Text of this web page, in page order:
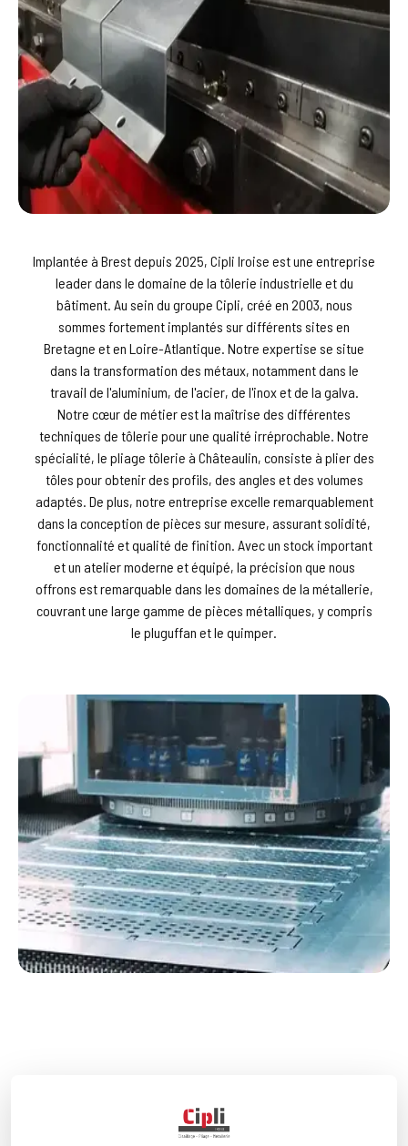
Implantée à Brest depuis 2025, Cipli Iroise est une entreprise
leader dans le domaine de la tôlerie industrielle et du
bâtiment. Au sein du groupe Cipli, créé en 2003, nous
sommes fortement implantés sur différents sites en
Bretagne et en Loire-Atlantique. Notre expertise se situe
dans la transformation des métaux, notamment dans le
travail de l'aluminium, de l'acier, de l'inox et de la galva.
Notre cœur de métier est la maîtrise des différentes
techniques de tôlerie pour une qualité irréprochable. Notre
spécialité, le pliage tôlerie à Châteaulin, consiste à plier des
tôles pour obtenir des profils, des angles et des volumes
adaptés. De plus, notre entreprise excelle remarquablement
dans la conception de pièces sur mesure, assurant solidité,
fonctionnalité et qualité de finition. Avec un stock important
et un atelier moderne et équipé, la précision que nous
offrons est remarquable dans les domaines de la métallerie,
couvrant une large gamme de pièces métalliques, y compris
le pluguffan et le quimper.